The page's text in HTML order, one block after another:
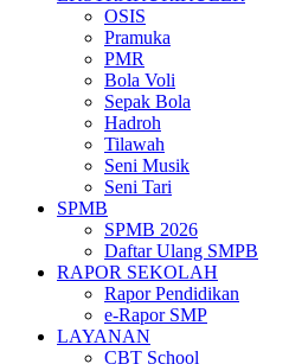
OSIS
Pramuka
PMR
Bola Voli
Sepak Bola
Hadroh
Tilawah
Seni Musik
Seni Tari
SPMB
SPMB 2026
Daftar Ulang SMPB
RAPOR SEKOLAH
Rapor Pendidikan
e-Rapor SMP
LAYANAN
CBT School